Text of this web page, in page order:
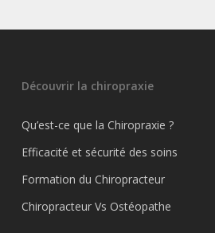
Découvrir la chiropraxie
Qu’est-ce que la Chiropraxie ?
Efficacité et sécurité des soins
Formation du Chiropracteur
Chiropracteur Vs Ostéopathe